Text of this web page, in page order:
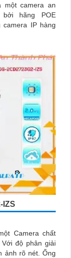
một camera an
hãng POE
IZS
Camera chất
rõ nét. Ống